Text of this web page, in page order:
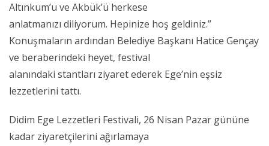
Altınkum’u ve Akbük’ü herkese
anlatmanızı diliyorum. Hepinize hoş geldiniz.”
Konuşmaların ardından Belediye Başkanı Hatice Gençay
ve beraberindeki heyet, festival
alanındaki stantları ziyaret ederek Ege’nin eşsiz
lezzetlerini tattı.
Didim Ege Lezzetleri Festivali, 26 Nisan Pazar gününe
kadar ziyaretçilerini ağırlamaya